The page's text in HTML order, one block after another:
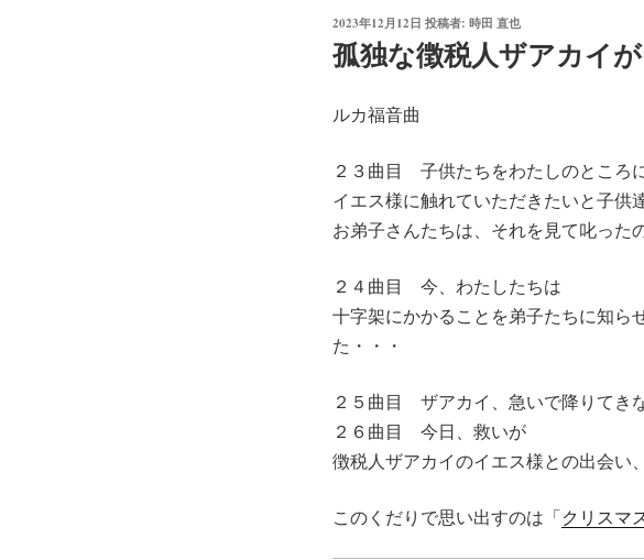
投
稿
日:
2023年12月12日 投稿者: 時田 直也
孤独な徴税人ザアカイ
ルカ福音曲
２３曲目 子供たちをわたしのところ
イエス様に触れていただきたいと子供
お弟子さんたちは、それを見て叱った
２４曲目 今、わたしたちは
十字架にかかることを弟子たちに知ら
た・・・
２５曲目 ザアカイ、急いで降りてき
２６曲目 今日、救いが
徴税人ザアカイのイエス様との出会い
このくだりで思い出すのは「クリスマ